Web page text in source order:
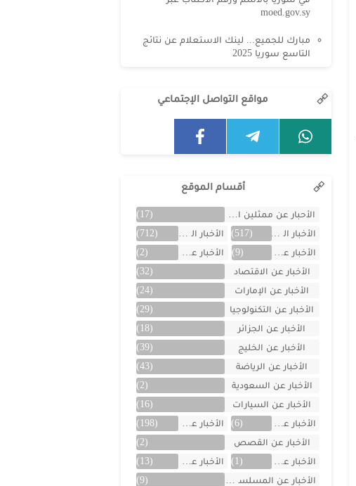
moed.gov.sy
مبارك للجميع... لينك الاستعلام عن نتائج
التاسع سوريا 2025
مواقع التواصل الإجتماعي
أقسام الموقع
الأحبار عن ممثلين الخليج
(17)
الأخبار العالمية
(517) الأخبار المتنوعة
(712)
الأخبار عن الأردن
(9) الأخبار عن الأفلام
(2)
الأخبار عن الاقتصاد
(32)
الأخبار عن الإمارات
(24)
الأخبار عن التكنولوجيا
(29)
الأخبار عن الجزائر
(18)
الأخبار عن الخليج
(39)
الأخبار عن الرياضة
(43)
الأخبار عن السعودية
(2)
الأخبار عن السيارات
(16)
الأخبار عن العراق
(6) الأخبار عن الفن
(198)
الأخبار عن القصص
(2)
الأخبار عن الكويت
(1) الأخبار عن ألمانيا
(13)
الأخبار عن المسلسلات
(9)